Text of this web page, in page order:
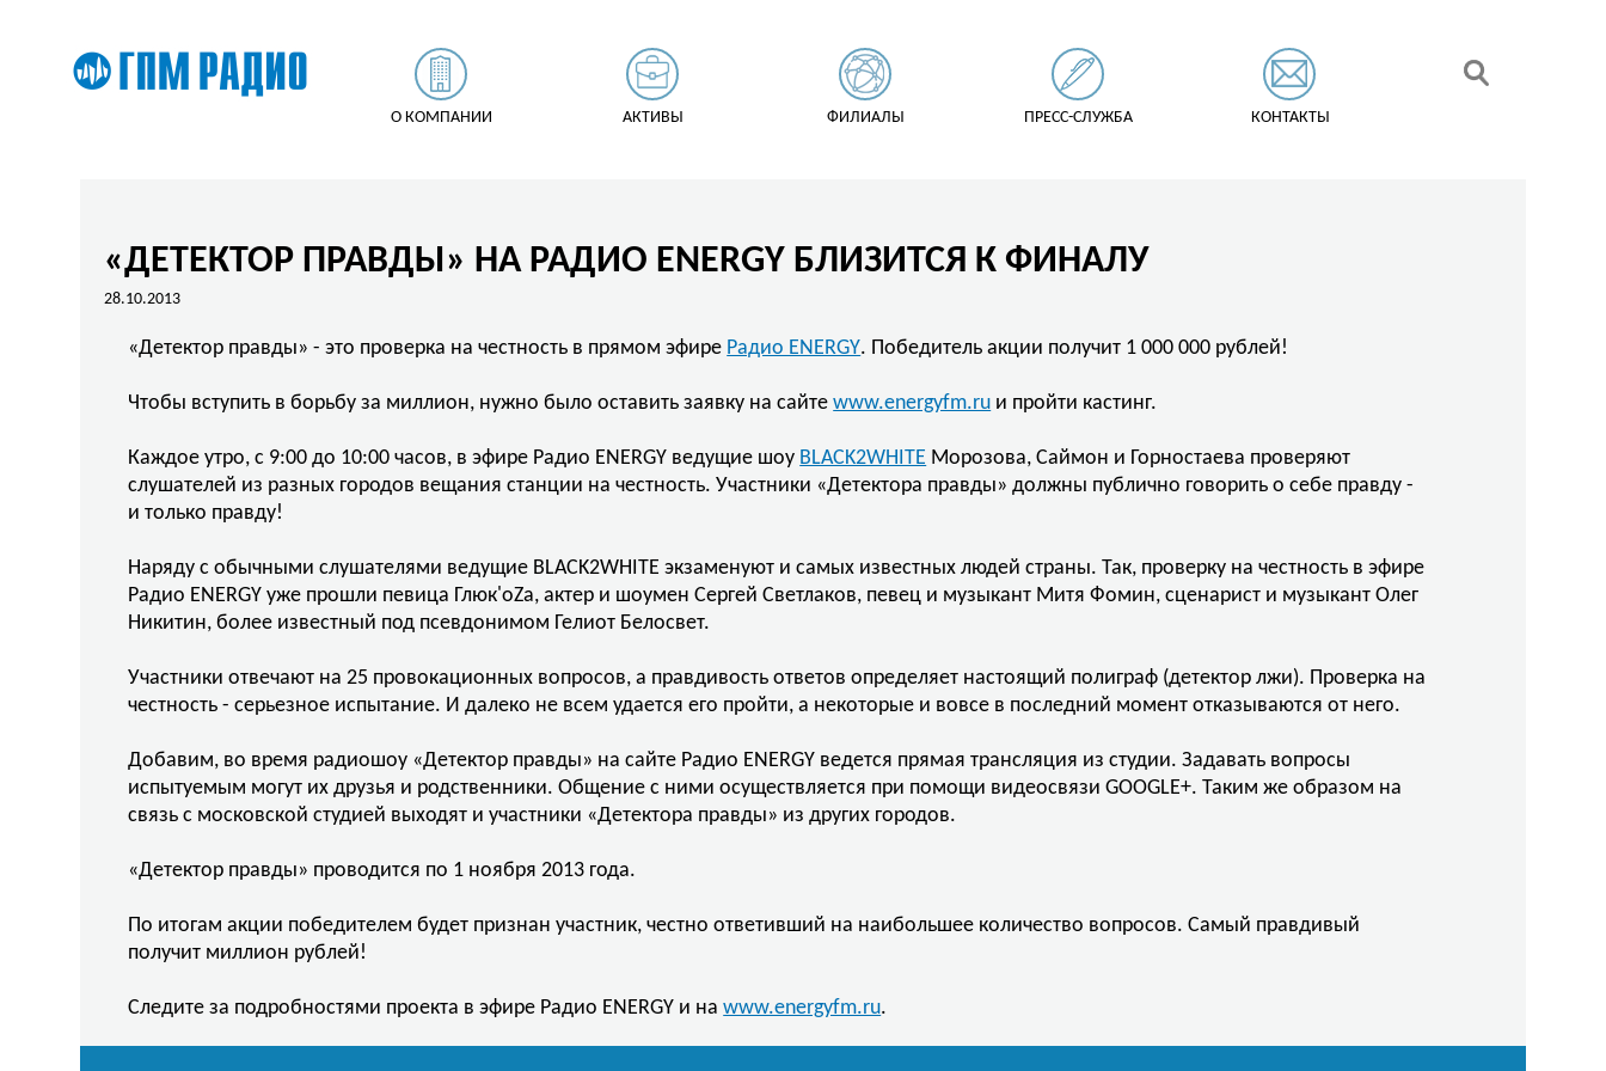
О КОМПАНИИ АКТИВЫ ФИЛИАЛЫ ПРЕСС-СЛУЖБА КОНТАКТЫ
«ДЕТЕКТОР ПРАВДЫ» НА РАДИО ENERGY БЛИЗИТСЯ К ФИНАЛУ
28.10.2013
«Детектор правды» - это проверка на честность в прямом эфире Радио ENERGY. Победитель акции получит 1 000 000 рублей!
Чтобы вступить в борьбу за миллион, нужно было оставить заявку на сайтеwww.energyfm.ru и пройти кастинг.
Каждое утро, с 9:00 до 10:00 часов, в эфире Радио ENERGY ведущие шоу BLACK2WHITE Морозова, Саймон и Горностаева проверяют
слушателей из разных городов вещания станции на честность. Участники «Детектора правды» должны публично говорить о себе правду -
и только правду!
Наряду с обычными слушателями ведущие BLACK2WHITE экзаменуют и самых известных людей страны. Так, проверку на честность в эфире
Радио ENERGY уже прошли певица Глюк'oZa, актер и шоумен Сергей Светлаков, певец и музыкант Митя Фомин, сценарист и музыкант Олег
Никитин, более известный под псевдонимом Гелиот Белосвет.
Участники отвечают на 25 провокационных вопросов, а правдивость ответов определяет настоящий полиграф (детектор лжи). Проверка на
честность - серьезное испытание. И далеко не всем удается его пройти, а некоторые и вовсе в последний момент отказываются от него.
Добавим, во время радиошоу «Детектор правды» на сайте Радио ENERGY ведется прямая трансляция из студии. Задавать вопросы
испытуемым могут их друзья и родственники. Общение с ними осуществляется при помощи видеосвязи GOOGLE+. Таким же образом на
связь с московской студией выходят и участники «Детектора правды» из других городов.
«Детектор правды» проводится по 1 ноября 2013 года.
По итогам акции победителем будет признан участник, честно ответивший на наибольшее количество вопросов. Самый правдивый
получит миллион рублей!
Следите за подробностями проекта в эфире Радио ENERGY и наwww.energyfm.ru.